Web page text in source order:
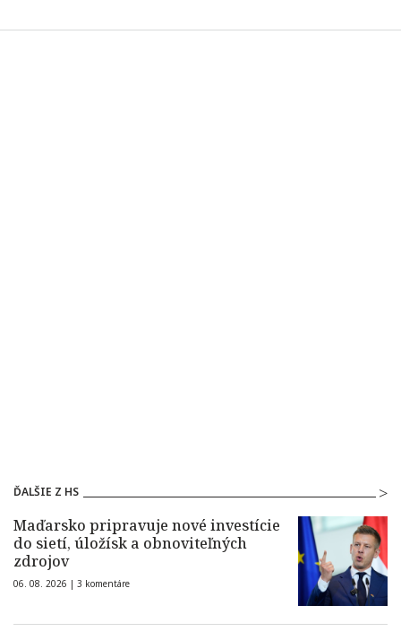
ĎALŠIE Z HS
Maďarsko pripravuje nové investície
do sietí, úložísk a obnoviteľných
zdrojov
06. 08. 2026 | 3 komentáre